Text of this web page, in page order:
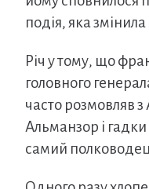
подія, яка
Річ у тому, що
головного
часто розмовляв
Альманзор і
самий